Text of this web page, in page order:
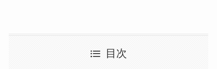
目次